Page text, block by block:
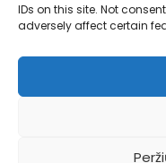
IDs on this site. Not
adversely affect certain
+370 600 77017
Visos teisės